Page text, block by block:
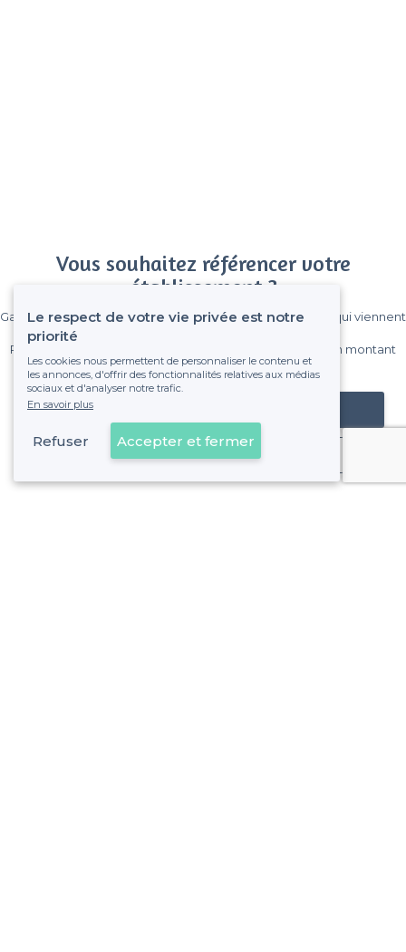
Vous souhaitez référencer votre
établissement ?
Gagnez de nombreux clients parmi le million de visiteurs qui viennent
Pas de commissions et sans engagement, vous payez un montant
fixe sans risque de voir déraper la facture.
Référencer mon établissement
Déjà client
Le respect de votre vie privée est notre
priorité
Les cookies nous permettent de personnaliser le contenu et
les annonces, d'offrir des fonctionnalités relatives aux médias
sociaux et d'analyser notre trafic.
En savoir plus
Refuser Accepter et fermer